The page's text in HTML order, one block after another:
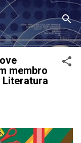
membro
Literatura